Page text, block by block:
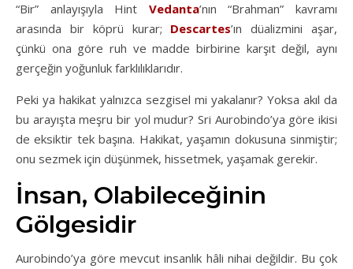
“Bir” anlayışıyla Hint Vedanta’nın “Brahman” kavramı
arasında bir köprü kurar; Descartes’ın düalizmini aşar,
çünkü ona göre ruh ve madde birbirine karşıt değil, aynı
gerçeğin yoğunluk farklılıklarıdır.
Peki ya hakikat yalnızca sezgisel mi yakalanır? Yoksa akıl da
bu arayışta meşru bir yol mudur? Sri Aurobindo’ya göre ikisi
de eksiktir tek başına. Hakikat, yaşamın dokusuna sinmiştir;
onu sezmek için düşünmek, hissetmek, yaşamak gerekir.
İnsan, Olabileceğinin
Gölgesidir
Aurobindo’ya göre mevcut insanlık hâli nihai değildir. Bu çok